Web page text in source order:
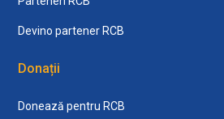
Devino partener RCB
Donații
Donează pentru RCB